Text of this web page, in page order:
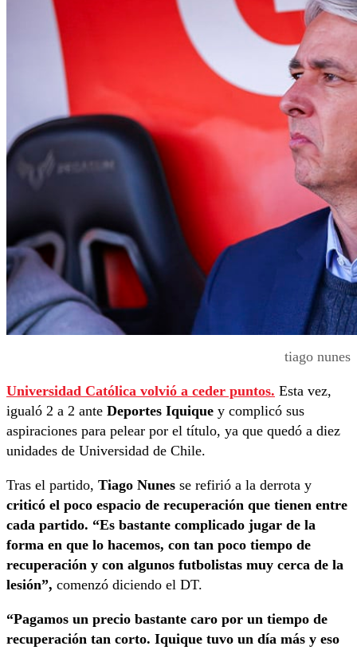
tiago nunes
Universidad Católica volvió a ceder puntos. Esta vez,
igualó 2 a 2 ante Deportes Iquique y complicó sus
aspiraciones para pelear por el título, ya que quedó a diez
unidades de Universidad de Chile.
Tras el partido, Tiago Nunes se refirió a la derrota y
criticó el poco espacio de recuperación que tienen entre
cada partido. “Es bastante complicado jugar de la
forma en que lo hacemos, con tan poco tiempo de
recuperación y con algunos futbolistas muy cerca de la
lesión”, comenzó diciendo el DT.
“Pagamos un precio bastante caro por un tiempo de
recuperación tan corto. Iquique tuvo un día más y eso